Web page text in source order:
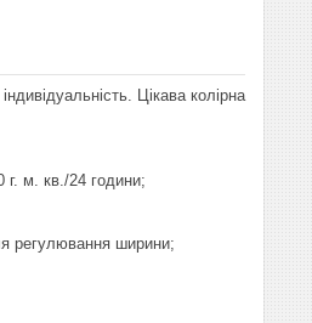
Цікава колірна
г. м. кв./24 години;
регулювання ширини;